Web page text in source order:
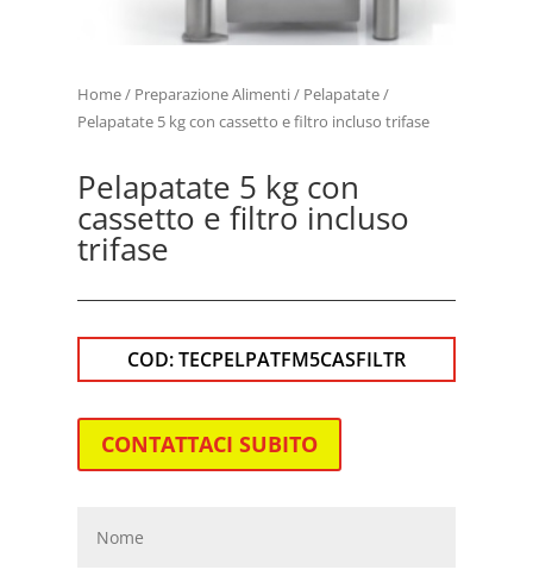
Home/ Preparazione Alimenti/ Pelapatate/
Pelapatate 5 kg con cassetto e filtro incluso trifase
Pelapatate 5 kg con
cassetto e filtro incluso
trifase
COD:TECPELPATFM5CASFILTR
CONTATTACI SUBITO